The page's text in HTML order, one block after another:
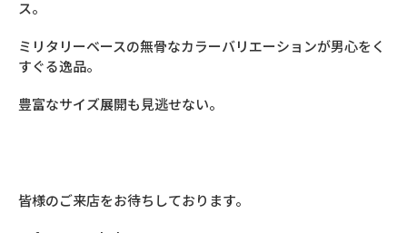
ス。
ミリタリーベースの無骨なカラーバリエーションが男心をく
すぐる逸品。
豊富なサイズ展開も見逃せない。
皆様のご来店をお待ちしております。